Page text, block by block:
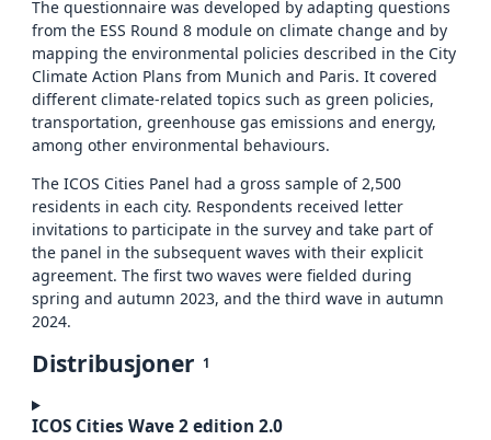
The questionnaire was developed by adapting questions
from the ESS Round 8 module on climate change and by
mapping the environmental policies described in the City
Climate Action Plans from Munich and Paris. It covered
different climate-related topics such as green policies,
transportation, greenhouse gas emissions and energy,
among other environmental behaviours.
The ICOS Cities Panel had a gross sample of 2,500
residents in each city. Respondents received letter
invitations to participate in the survey and take part of
the panel in the subsequent waves with their explicit
agreement. The first two waves were fielded during
spring and autumn 2023, and the third wave in autumn
2024.
Distribusjoner 1
ICOS Cities Wave 2 edition 2.0